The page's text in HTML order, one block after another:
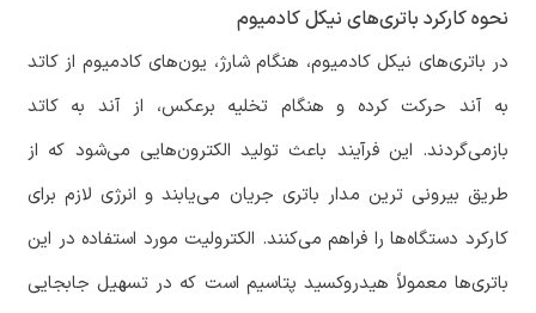
نحوه کارکرد باتری‌های نیکل کادمیوم
در باتری‌های نیکل کادمیوم، هنگام شارژ، یون‌های کادمیوم از کاتد
به آند حرکت کرده و هنگام تخلیه برعکس، از آند به کاتد
بازمی‌گردند. این فرآیند باعث تولید الکترون‌هایی می‌شود که از
طریق بیرونی ترین مدار باتری جریان می‌یابند و انرژی لازم برای
کارکرد دستگاه‌ها را فراهم می‌کنند. الکترولیت مورد استفاده در این
باتری‌ها معمولاً هیدروکسید پتاسیم است که در تسهیل جابجایی